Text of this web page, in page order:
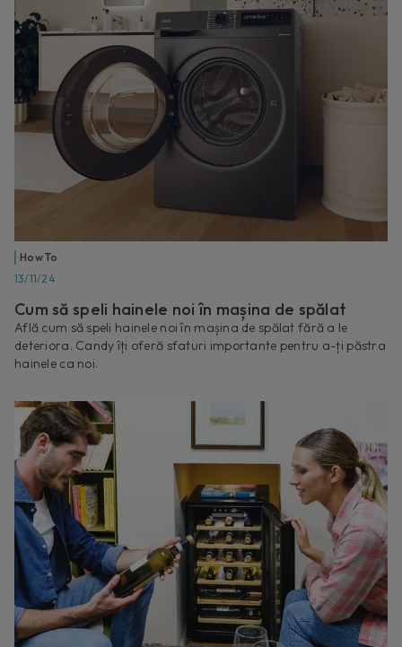
How To
13/11/24
Cum să speli hainele noi în mașina de spălat
Află cum să speli hainele noi în mașina de spălat fără a le
deteriora. Candy îți oferă sfaturi importante pentru a-ți păstra
hainele ca noi.